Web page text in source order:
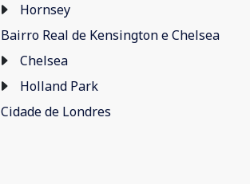
Hornsey
Bairro Real de Kensington e Chelsea
Chelsea
Holland Park
Cidade de Londres